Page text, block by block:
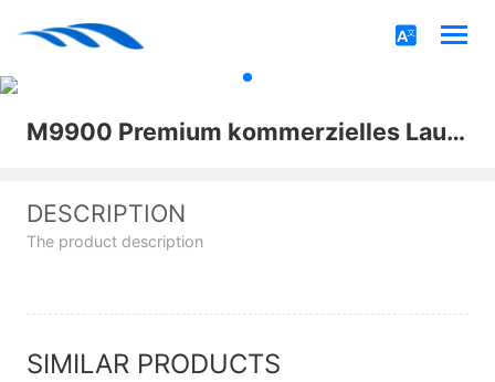
M9900 Premium kommerzielles Laufband
DESCRIPTION
The product description
SIMILAR PRODUCTS